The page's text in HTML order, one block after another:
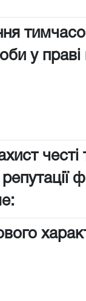
у праві
честі